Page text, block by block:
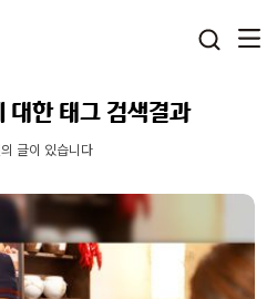
한 태그 검색결과
글이 있습니다